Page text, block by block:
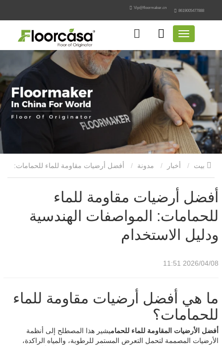
8619005477888
Vip@floormaker.cn
أخبار مدونة أفضل أرضيات مقاومة للماء للحمامات:
المواصفات الهندسية ودليل الاستخدام
أفضل أرضيات مقاومة للماء
للحمامات: المواصفات الهندسية
ودليل الاستخدام
2026/04/08 11:51
ما هي أفضل أرضيات مقاومة للماء
للحمامات؟
أفضل الأرضيات المقاومة للماء للحماميشير هذا المصطلح إلى أنظمة
الأرضيات المصممة لتحمل التعرض المستمر للرطوبة، والمياه الراكدة،